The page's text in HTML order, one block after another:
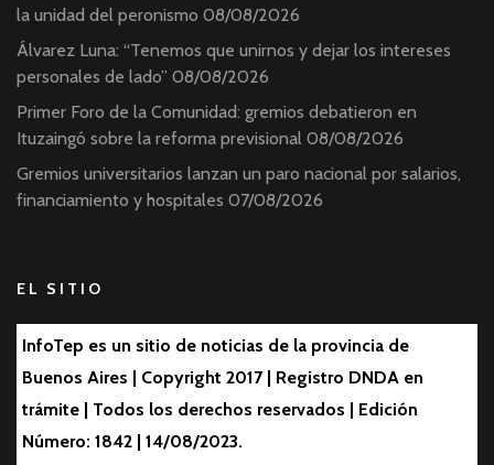
la unidad del peronismo 08/08/2026
Álvarez Luna: “Tenemos que unirnos y dejar los intereses
personales de lado” 08/08/2026
Primer Foro de la Comunidad: gremios debatieron en
Ituzaingó sobre la reforma previsional 08/08/2026
Gremios universitarios lanzan un paro nacional por salarios,
financiamiento y hospitales 07/08/2026
EL SITIO
InfoTep es un sitio de noticias de la provincia de
Buenos Aires | Copyright 2017 | Registro DNDA en
trámite | Todos los derechos reservados | Edición
Número: 1842 | 14/08/2023.